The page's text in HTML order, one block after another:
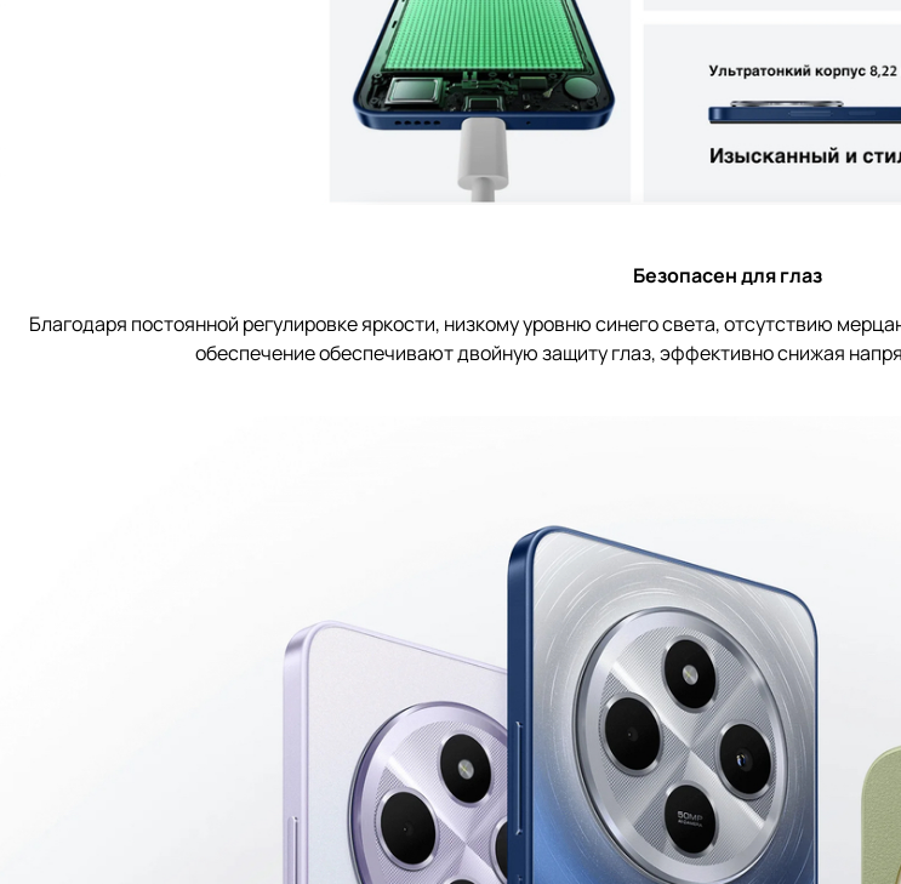
Безопасен для глаз
Благодаря постоянной регулировке яркости, низкому уровню синего света, отсутствию
обеспечение обеспечивают двойную защиту глаз, эффективно снижая